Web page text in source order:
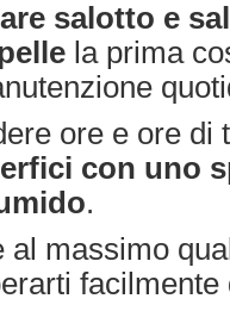
salotto e
la prima
ore e ore di
con uno
.
al massimo
facilmente